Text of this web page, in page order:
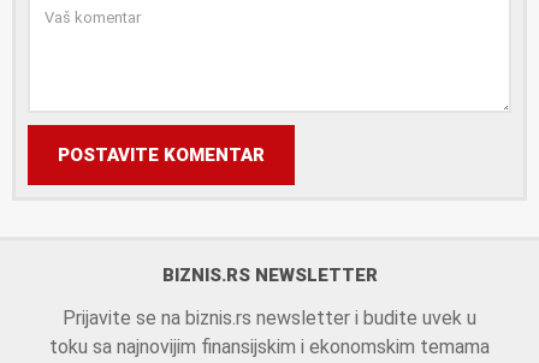
POSTAVITE KOMENTAR
BIZNIS.RS NEWSLETTER
Prijavite se na biznis.rs newsletter i budite uvek u
toku sa najnovijim finansijskim i ekonomskim temama